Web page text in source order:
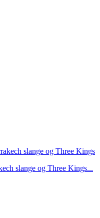
slange og Three Kings...